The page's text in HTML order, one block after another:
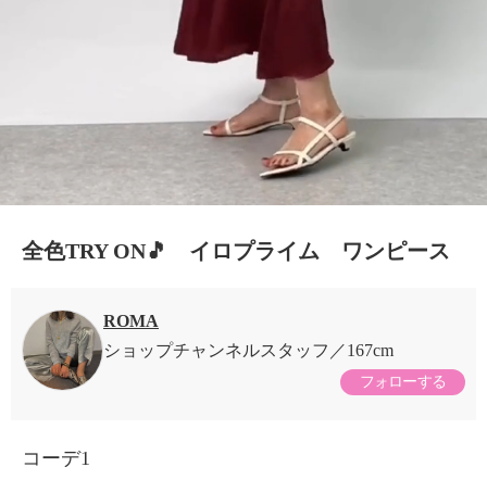
全色TRY ON🎵 イロプライム ワンピース
ROMA
ショップチャンネルスタッフ
167cm
フォローする
コーデ1